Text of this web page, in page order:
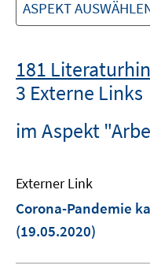
ASPEKT
181
3 Externe Links
im Aspekt
Externer Link
Corona-Pandemie
(19.05.2020)